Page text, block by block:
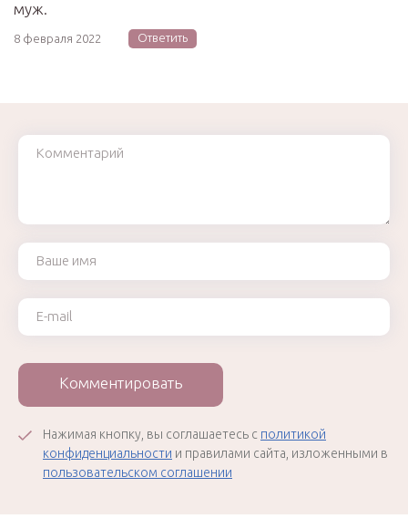
муж.
8 февраля 2022 Ответить
Комментарий
Ваше имя
Ваш e-mail
Комментировать
Нажимая кнопку, вы соглашаетесь с политикой
конфиденциальности и правилами сайта, изложенными в
пользовательском соглашении